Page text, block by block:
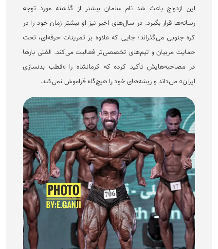
این ازدواج باعث شد نام سامان بیشتر از گذشته مورد توجه
رسانه‌ها قرار بگیرد. در سال‌های اخیر نیز او بیشتر زمان خود را در
کره جنوبی می‌گذراند؛ جایی که علاوه بر تمرینات حرفه‌ای، تحت
حمایت مربیان و تیم‌های تخصصی‌تر فعالیت می‌کند. الفتی بار‌ها
در مصاحبه‌هایش تأکید کرده که کرمانشاه را «قطب بدنسازی
ایران» می‌داند و ریشه‌های خود را هیچ‌گاه فراموش نمی‌کند.